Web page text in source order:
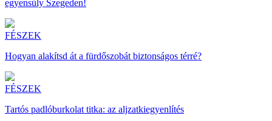
egyensúly Szegeden!
FÉSZEK
Hogyan alakítsd át a fürdőszobát biztonságos térré?
FÉSZEK
Tartós padlóburkolat titka: az aljzatkiegyenlítés